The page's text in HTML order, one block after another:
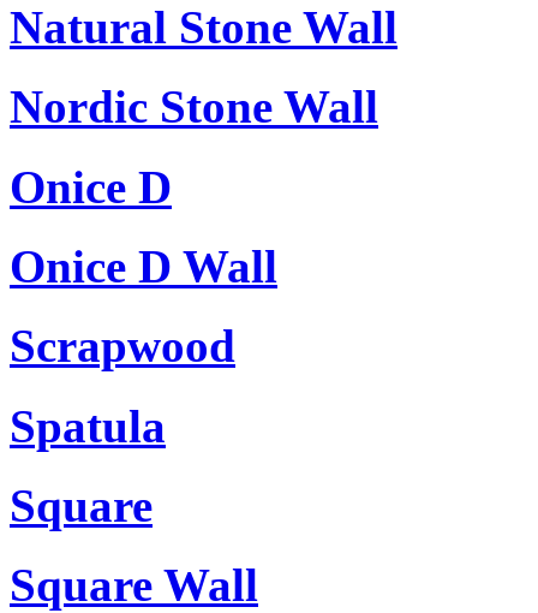
Natural Stone Wall
Nordic Stone Wall
Onice D
Onice D Wall
Scrapwood
Spatula
Square
Square Wall